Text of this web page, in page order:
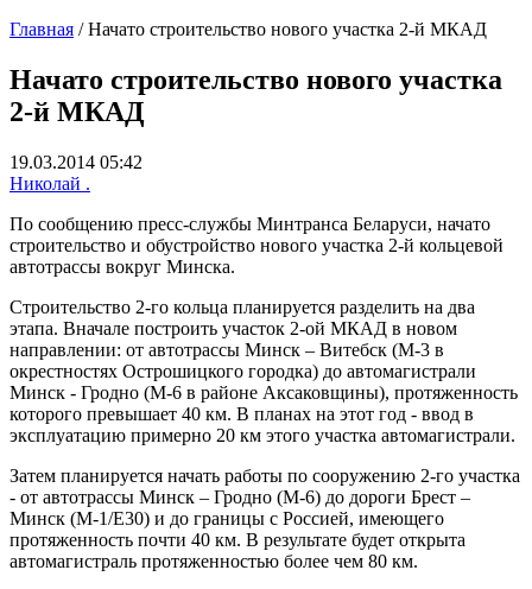
Главная / Начато строительство нового участка 2-й МКАД
Начато строительство нового участка
2-й МКАД
19.03.2014 05:42
Николай .
По сообщению пресс-службы Минтранса Беларуси, начато
строительство и обустройство нового участка 2-й кольцевой
автотрассы вокруг Минска.
Строительство 2-го кольца планируется разделить на два
этапа. Вначале построить участок 2-ой МКАД в новом
направлении: от автотрассы Минск – Витебск (М-3 в
окрестностях Острошицкого городка) до автомагистрали
Минск - Гродно (М-6 в районе Аксаковщины), протяженность
которого превышает 40 км. В планах на этот год - ввод в
эксплуатацию примерно 20 км этого участка автомагистрали.
Затем планируется начать работы по сооружению 2-го участка
- от автотрассы Минск – Гродно (М-6) до дороги Брест –
Минск (М-1/Е30) и до границы с Россией, имеющего
протяженность почти 40 км. В результате будет открыта
автомагистраль протяженностью более чем 80 км.